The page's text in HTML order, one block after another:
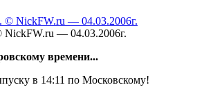
NickFW.ru — 04.03.2006г.
времени...
в 14:11 по Московскому!